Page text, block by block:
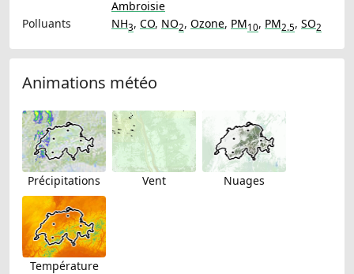
Ambroisie
Polluants
NH3, CO, NO2, Ozone, PM10, PM2.5, SO2
Animations météo
Précipitations Vent Nuages
Température